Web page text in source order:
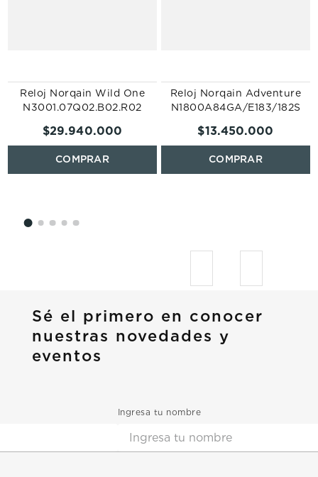
Reloj Norqain Wild One
N3001.07Q02.B02.R02
$29.940.000
Reloj Norqain Adventure
N1800A84GA/E183/182S
$13.450.000
Sé el primero en conocer
nuestras novedades y
eventos
Ingresa tu nombre